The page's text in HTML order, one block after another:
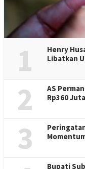
1
Henry
Libatkan
2
AS
Rp360
3
Bupati